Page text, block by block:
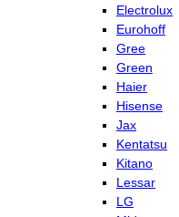
Electrolux
Eurohoff
Gree
Green
Haier
Hisense
Jax
Kentatsu
Kitano
Lessar
LG